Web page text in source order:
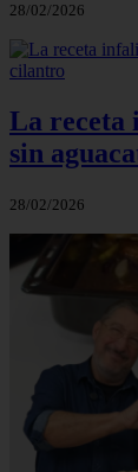
28/02/2026
La receta
sin
28/02/2026